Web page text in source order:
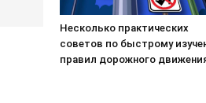
Несколько практических
советов по быстрому
правил дорожного